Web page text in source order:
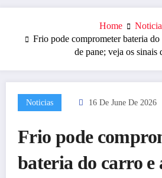
Home
Frio pode comprometer bateria
de pane; veja os sinais
Noticias 16 De June De 2026
Frio pode
bateria do carro e